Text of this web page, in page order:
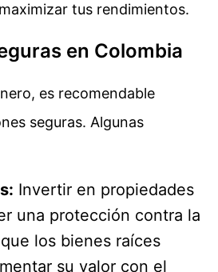
tus rendimientos.
en Colombia
es recomendable
seguras. Algunas
Invertir en propiedades
una protección contra la
los bienes raíces
su valor con el